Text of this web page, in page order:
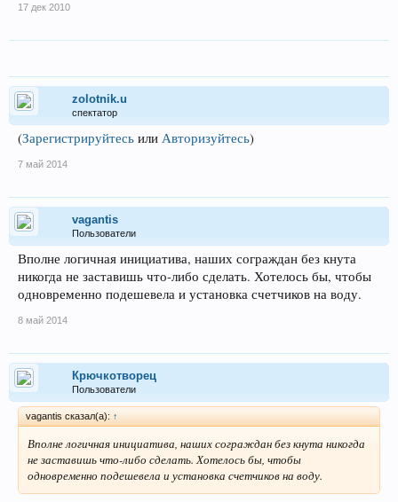
17 дек 2010
zolotnik.u
спектатор
(Зарегистрируйтесь или Авторизуйтесь)
7 май 2014
vagantis
Пользователи
Вполне логичная инициатива, наших сограждан без кнута
никогда не заставишь что-либо сделать. Хотелось бы, чтобы
одновременно подешевела и установка счетчиков на воду.
8 май 2014
Крючкотворец
Пользователи
vagantis сказал(а): ↑
Вполне логичная инициатива, наших сограждан без кнута никогда
не заставишь что-либо сделать. Хотелось бы, чтобы
одновременно подешевела и установка счетчиков на воду.